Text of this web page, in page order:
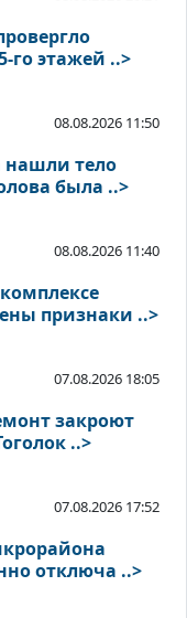
го этажей ..>
08.08.2026 11:50
нашли тело
была ..>
08.08.2026 11:40
признаки ..>
07.08.2026 18:05
закроют
участок улицы Тоголок ..>
07.08.2026 17:52
отключа ..>